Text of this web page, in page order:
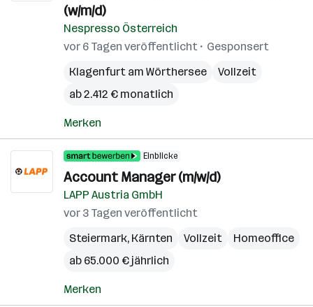
(w/m/d)
Nespresso Österreich
vor 6 Tagen veröffentlicht
Gesponsert
Klagenfurt am Wörthersee
Vollzeit
ab 2.412 € monatlich
Merken
Einblicke
Account Manager (m/w/d)
LAPP Austria GmbH
vor 3 Tagen veröffentlicht
Steiermark, Kärnten Vollzeit
Homeoffice
ab 65.000 € jährlich
Merken